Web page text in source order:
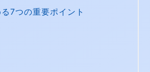
7つの重要ポイント